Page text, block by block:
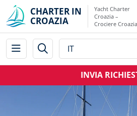
CHARTER IN
CROAZIA
Yacht Charter
Croazia –
Crociere Croazia
INVIA